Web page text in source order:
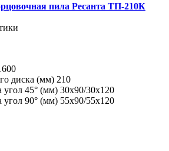
пила Ресанта ТП-210К
диска (мм) 210
угол 45° (мм) 30х90/30х120
угол 90° (мм) 55х90/55х120